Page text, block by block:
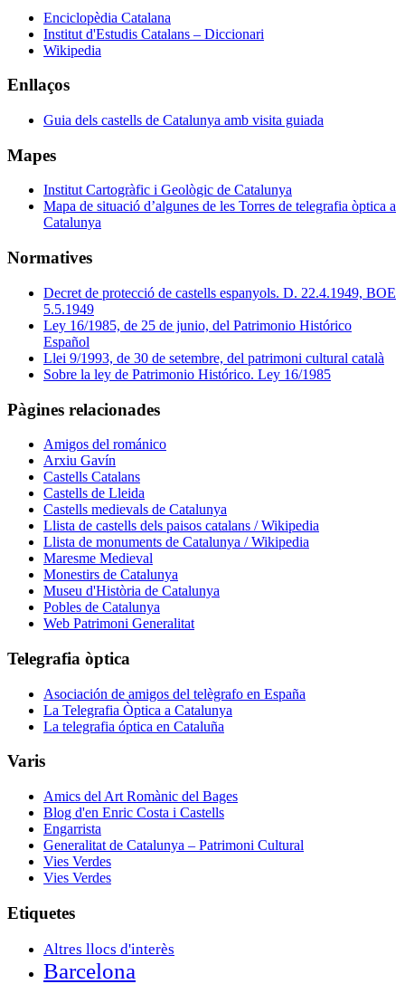
Enciclopèdia Catalana
Institut d'Estudis Catalans – Diccionari
Wikipedia
Enllaços
Guia dels castells de Catalunya amb visita guiada
Mapes
Institut Cartogràfic i Geològic de Catalunya
Mapa de situació d’algunes de les Torres de telegrafia òptica a
Catalunya
Normatives
Decret de protecció de castells espanyols. D. 22.4.1949, BOE
5.5.1949
Ley 16/1985, de 25 de junio, del Patrimonio Histórico
Español
Llei 9/1993, de 30 de setembre, del patrimoni cultural català
Sobre la ley de Patrimonio Histórico. Ley 16/1985
Pàgines relacionades
Amigos del románico
Arxiu Gavín
Castells Catalans
Castells de Lleida
Castells medievals de Catalunya
Llista de castells dels paisos catalans / Wikipedia
Llista de monuments de Catalunya / Wikipedia
Maresme Medieval
Monestirs de Catalunya
Museu d'Història de Catalunya
Pobles de Catalunya
Web Patrimoni Generalitat
Telegrafia òptica
Asociación de amigos del telègrafo en España
La Telegrafia Òptica a Catalunya
La telegrafia óptica en Cataluña
Varis
Amics del Art Romànic del Bages
Blog d'en Enric Costa i Castells
Engarrista
Generalitat de Catalunya – Patrimoni Cultural
Vies Verdes
Vies Verdes
Etiquetes
Altres llocs d'interès
Barcelona